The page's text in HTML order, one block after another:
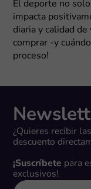
El deporte no
impacta
diaria y calidad de
comprar -y
proceso!
¿Quieres recibir
descuento
¡Suscríbete para
exclusivos!